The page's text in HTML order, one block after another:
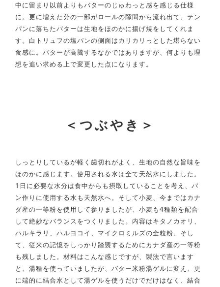
中に留まり以前よりもバターのじゅわっと感を感じる仕様
に。更に増えた分の一部がロールの隙間から流れ出て、テン
パンに落ちたバターは生地をほのかに揚げ焼をしてくれま
す。白トリュフの塩パンの側面はカリカリっとした堪らない
食感に。バターが高騰するなかではありますが、何よりも理
想を追い求める上で変更した点になります。
＜つぶやき＞
しっとりしているが軽く歯切れがよく、生地の自然な旨味を
ほのかに感じます。使用される水は全て天然水にしました。
1日に必要な水分は食中からも摂取していることを考え、パ
ン作りに使用する水も天然水へ。そして小麦、今まではカナ
ダ産の一等粉を使用して参りましたが、小麦も4種類を配合
して絶妙なバランスをつくりました。内容はキタノカオリ、
ハルキラリ、ハルヨコイ、マイクロミルズの全粒粉、そし
て、従来の記憶をしっかり踏襲するためにカナダ産の一等粉
も残しました。材料はこんな感じですが、製法で言います
と、湯種を使っていましたが、バター米粉湯ゲルに変え、更
に端的に結合水として湯ゲルを使うだけでだけはなく、結合